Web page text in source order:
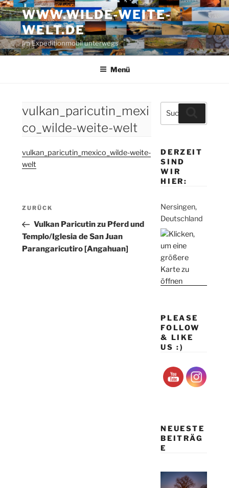
Zum
Inhalt
springen
WWW.WILDE-WEITE-
WELT.DE
Im Expeditionmobil unterwegs
Menü
vulkan_paricutin_mexi
co_wilde-weite-welt
vulkan_paricutin_mexico_wilde-weite-
welt
Beitragsnavigation
Vorheriger
Beitrag
ZURÜCK
Vulkan Paricutin zu Pferd und
Templo/Iglesia de San Juan
Parangaricutiro [Angahuan]
Suche
nach:
DERZEIT
SIND
WIR
HIER:
Nersingen,
Deutschland
PLEASE
FOLLOW
& LIKE
US :)
NEUESTE
BEITRÄG
E